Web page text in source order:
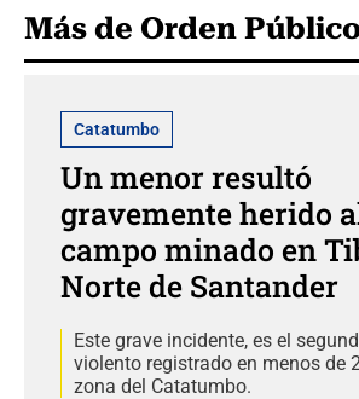
Más de Orden
Catatumbo
Un menor resultó
gravemente herido
campo minado en
Norte de Santander
Este grave incidente, es el
violento registrado en menos de
zona del Catatumbo.